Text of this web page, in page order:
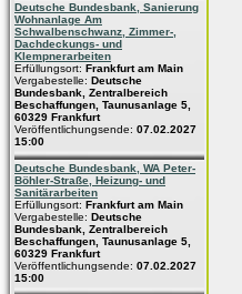
Deutsche Bundesbank, Sanierung
Wohnanlage Am
Schwalbenschwanz, Zimmer-,
Dachdeckungs- und
Klempnerarbeiten
Erfüllungsort: Frankfurt am Main
Vergabestelle: Deutsche
Bundesbank, Zentralbereich
Beschaffungen, Taunusanlage 5,
60329 Frankfurt
Veröffentlichungsende: 07.02.2027
15:00
Deutsche Bundesbank, WA Peter-
Böhler-Straße, Heizung- und
Sanitärarbeiten
Erfüllungsort: Frankfurt am Main
Vergabestelle: Deutsche
Bundesbank, Zentralbereich
Beschaffungen, Taunusanlage 5,
60329 Frankfurt
Veröffentlichungsende: 07.02.2027
15:00